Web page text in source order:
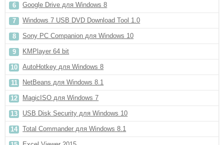
Google Drive для Windows 8
Windows 7 USB DVD Download Tool 1.0
Sony PC Companion для Windows 10
KMPlayer 64 bit
AutoHotkey для Windows 8
NetBeans для Windows 8.1
MagicISO для Windows 7
USB Disk Security для Windows 10
Total Commander для Windows 8.1